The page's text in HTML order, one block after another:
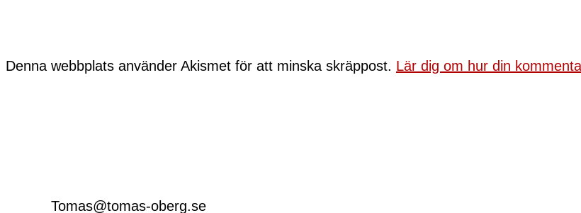
Denna webbplats använder Akismet för att minska skräppost. Lär dig om hur din
Tomas@tomas-oberg.se